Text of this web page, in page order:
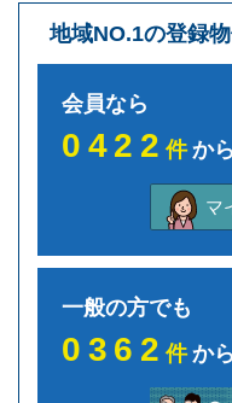
地域NO.1の登録物
会員なら
0422件か
一般の方でも
0362件か